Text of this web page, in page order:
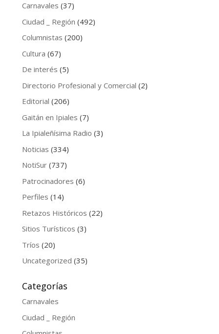
Carnavales (37)
Ciudad _ Región (492)
Columnistas (200)
Cultura (67)
De interés (5)
Directorio Profesional y Comercial (2)
Editorial (206)
Gaitán en Ipiales (7)
La Ipialeñísima Radio (3)
Noticias (334)
NotiSur(737)
Patrocinadores (6)
Perfiles (14)
Retazos Históricos (22)
Sitios Turísticos (3)
Tríos (20)
Uncategorized (35)
Categorías
Carnavales
Ciudad _ Región